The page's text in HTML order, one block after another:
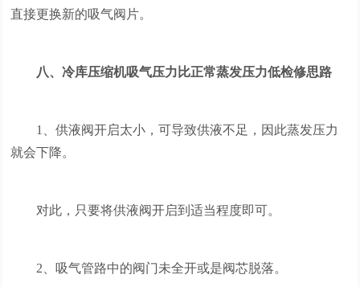
直接更换新的吸气阀片。
八、冷库压缩机吸气压力比正常蒸发压力低检修思路
1、供液阀开启太小，可导致供液不足，因此蒸发压力
就会下降。
对此，只要将供液阀开启到适当程度即可。
2、吸气管路中的阀门未全开或是阀芯脱落。